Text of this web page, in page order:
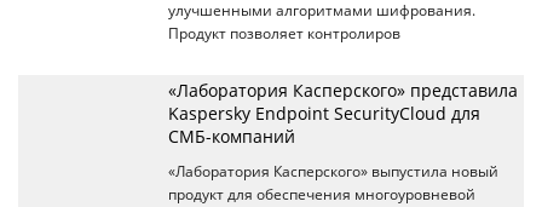
улучшенными алгоритмами шифрования.
Продукт позволяет контролиров
«Лаборатория Касперского» представила
Kaspersky Endpoint SecurityCloud для
СМБ-компаний
«Лаборатория Касперского» выпустила новый
продукт для обеспечения многоуровневой